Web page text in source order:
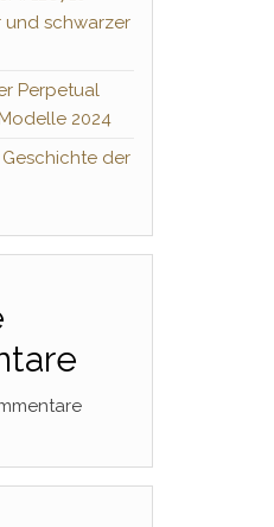
und schwarzer
Perpetual
2024
der